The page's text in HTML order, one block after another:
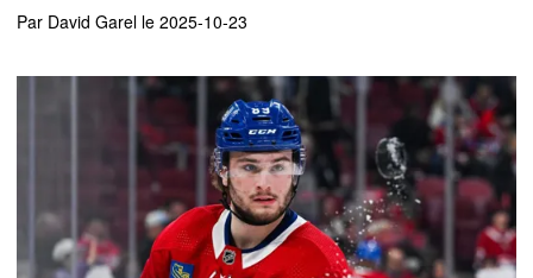
Par David Garel le 2025-10-23